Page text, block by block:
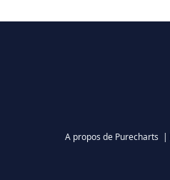
A propos de Purecharts |